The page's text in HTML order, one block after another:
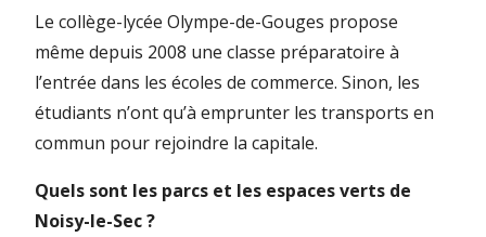
Le collège-lycée Olympe-de-Gouges propose
même depuis 2008 une classe préparatoire à
l’entrée dans les écoles de commerce. Sinon, les
étudiants n’ont qu’à emprunter les transports en
commun pour rejoindre la capitale.
Quels sont les parcs et les espaces verts de
Noisy-le-Sec ?